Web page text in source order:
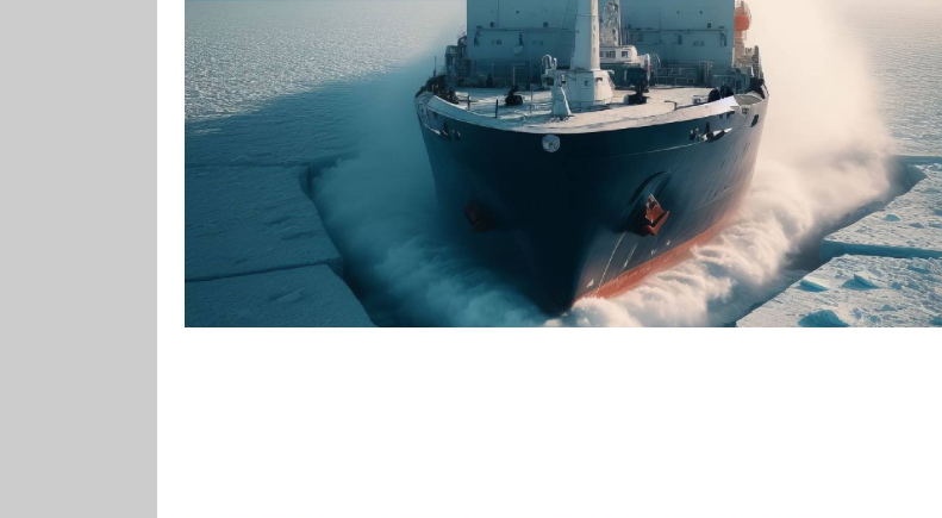
povahou ledoborce má loď společnosti Compagnie du Ponant, která své
revoluční plavidlo pojmenovala po slavném francouzském polárníkovi.